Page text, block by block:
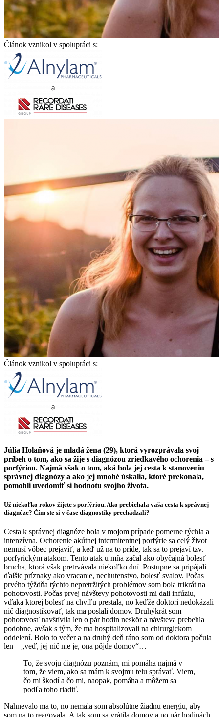
Článok vznikol v spolupráci s:
Článok vznikol v spolupráci s:
Júlia Holaňová je mladá žena (29), ktorá vyrozprávala svoj
príbeh o tom, ako sa žije s diagnózou zriedkavého ochorenia – s
porfýriou. Najmä však o tom, aká bola jej cesta k stanoveniu
správnej diagnózy a ako jej mnohé úskalia, ktoré prekonala,
pomohli uvedomiť si hodnotu svojho života.
Už niekoľko rokov žijete s porfýriou. Ako prebiehala vaša cesta k správnej
diagnóze? Čím ste si v čase diagnostiky prechádzali?
Cesta k správnej diagnóze bola v mojom prípade pomerne rýchla a
intenzívna. Ochorenie akútnej intermitentnej porfýrie sa celý život
nemusí vôbec prejaviť, a keď už na to príde, tak sa to prejaví tzv.
porfyrickým atakom. Tento atak u mňa začal ako obyčajná bolesť
brucha, ktorá však pretrvávala niekoľko dní. Postupne sa pripájali
ďalšie príznaky ako vracanie, nechutenstvo, bolesť svalov. Počas
prvého týždňa týchto nepretržitých problémov som bola trikrát na
pohotovosti. Počas prvej návštevy pohotovosti mi dali infúziu,
vďaka ktorej bolesť na chvíľu prestala, no keďže doktori nedokázali
nič diagnostikovať, tak ma poslali domov. Druhýkrát som
pohotovosť navštívila len o pár hodín neskôr a návšteva prebehla
podobne, avšak s tým, že ma hospitalizovali na chirurgickom
oddelení. Bolo to večer a na druhý deň ráno som od doktora počula
len – „veď, jej nič nie je, ona pôjde domov“…
To, že svoju diagnózu poznám, mi pomáha najmä v
tom, že viem, ako sa mám k svojmu telu správať. Viem,
čo mi škodí a čo mi, naopak, pomáha a môžem sa
podľa toho riadiť.
Nahnevalo ma to, no nemala som absolútne žiadnu energiu, aby
som na to reagovala. A tak som sa vrátila domov a po pár hodinách